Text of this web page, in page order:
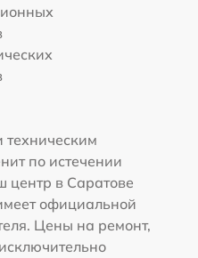
по истечении
центр в Саратове
официальной
Цены на ремонт,